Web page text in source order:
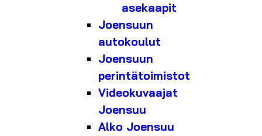
asekaapit
Joensuun
autokoulut
Joensuun
perintätoimistot
Videokuvaajat
Joensuu
Alko Joensuu